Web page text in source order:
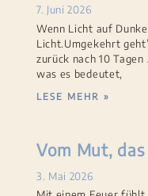
7. Juni 2026
Wenn Licht auf
Licht.Umgekehrt
zurück nach 10
was es bedeutet,
LESE MEHR »
Vom Mut,
3. Mai 2026